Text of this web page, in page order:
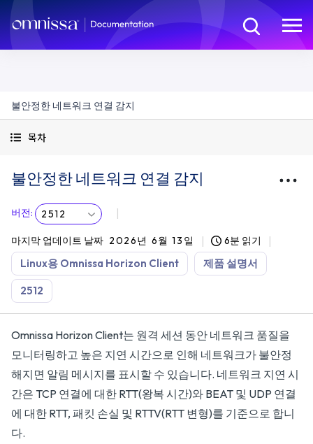
불안정한 네트워크 연결 감지
목차
불안정한 네트워크 연결 감지
버전: 2512
마지막 업데이트 날짜 2026년 6월 13일 6분 읽기
Linux용 Omnissa Horizon Client 제품 설명서
2512
Omnissa Horizon Client는 원격 세션 동안 네트워크 품질을
모니터링하고 높은 지연 시간으로 인해 네트워크가 불안정
해지면 알림 메시지를 표시할 수 있습니다. 네트워크 지연 시
간은 TCP 연결에 대한 RTT(왕복 시간)와 BEAT 및 UDP 연결
에 대한 RTT, 패킷 손실 및 RTTV(RTT 변형)를 기준으로 합니
다.